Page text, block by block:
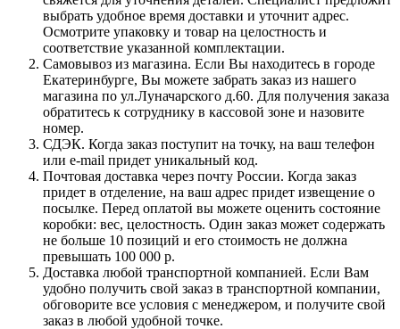
выбрать удобное время доставки и уточнит адрес.
Осмотрите упаковку и товар на целостность и
соответствие указанной комплектации.
Самовывоз из магазина. Если Вы находитесь в городе
Екатеринбурге, Вы можете забрать заказ из нашего
магазина по ул.Луначарского д.60. Для получения заказа
обратитесь к сотруднику в кассовой зоне и назовите
номер.
СДЭК. Когда заказ поступит на точку, на ваш телефон
или e-mail придет уникальный код.
Почтовая доставка через почту России. Когда заказ
придет в отделение, на ваш адрес придет извещение о
посылке. Перед оплатой вы можете оценить состояние
коробки: вес, целостность. Один заказ может содержать
не больше 10 позиций и его стоимость не должна
превышать 100 000 р.
Доставка любой транспортной компанией. Если Вам
удобно получить свой заказ в транспортной компании,
обговорите все условия с менеджером, и получите свой
заказ в любой удобной точке.